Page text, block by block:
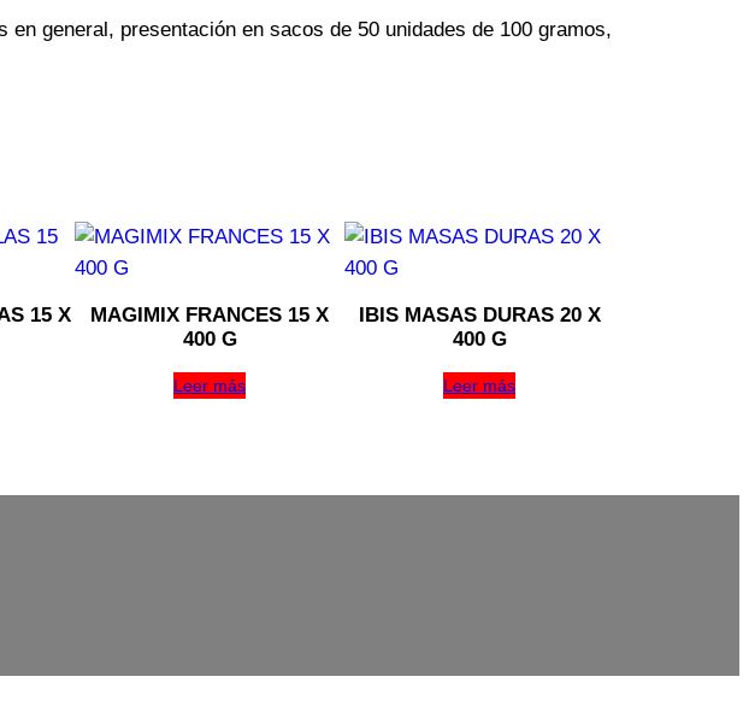
general, presentación en sacos de 50 unidades de 100 gramos,
15 X
MAGIMIX FRANCES 15 X
400 G
Leer más
IBIS MASAS DURAS 20 X
400 G
Leer más